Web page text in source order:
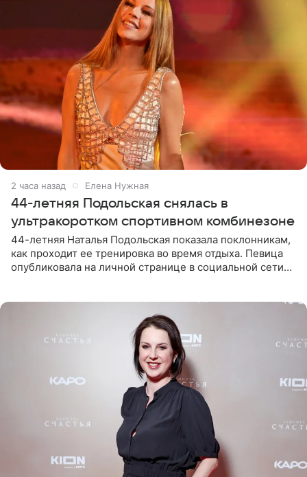
2 часа назад Елена Нужная
44-летняя Подольская снялась в
ультракоротком спортивном комбинезоне
44-летняя Наталья Подольская показала поклонникам,
как проходит ее тренировка во время отдыха. Певица
опубликовала на личной странице в социальной сети